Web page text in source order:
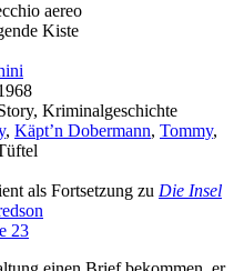
aereo
Kiste
Kriminalgeschichte
, Käpt’n Dobermann, Tommy,
als Fortsetzung zu Die Insel
23